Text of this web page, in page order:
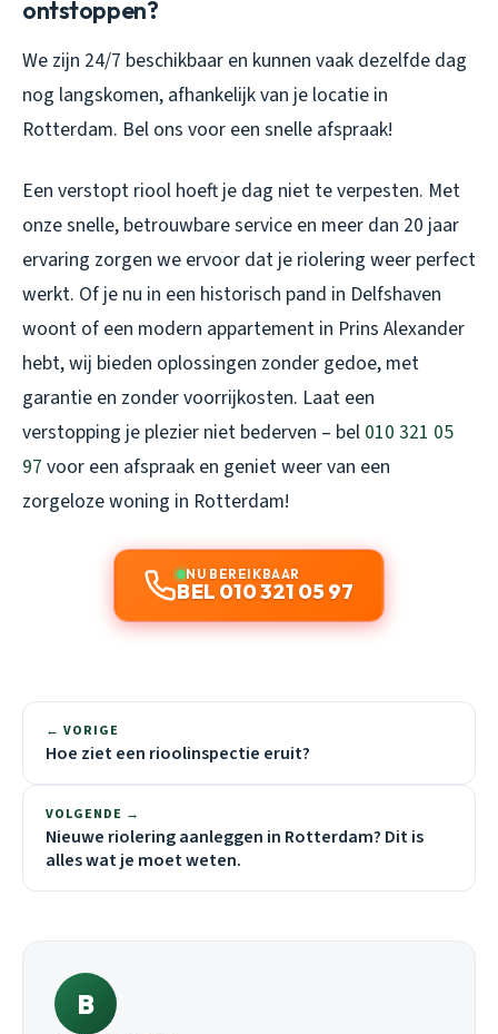
ontstoppen?
We zijn 24/7 beschikbaar en kunnen vaak dezelfde dag
nog langskomen, afhankelijk van je locatie in
Rotterdam. Bel ons voor een snelle afspraak!
Een verstopt riool hoeft je dag niet te verpesten. Met
onze snelle, betrouwbare service en meer dan 20 jaar
ervaring zorgen we ervoor dat je riolering weer perfect
werkt. Of je nu in een historisch pand in Delfshaven
woont of een modern appartement in Prins Alexander
hebt, wij bieden oplossingen zonder gedoe, met
garantie en zonder voorrijkosten. Laat een
verstopping je plezier niet bederven – bel 010 321 05
97 voor een afspraak en geniet weer van een
zorgeloze woning in Rotterdam!
NU BEREIKBAAR
BEL 010 321 05 97
← VORIGE
Hoe ziet een rioolinspectie eruit?
VOLGENDE →
Nieuwe riolering aanleggen in Rotterdam? Dit is
alles wat je moet weten.
B